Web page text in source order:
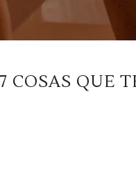
COSAS QUE